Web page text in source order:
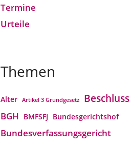
Termine
Urteile
Themen
Alter Artikel 3 Grundgesetz Beschluss
BGH BMFSFJ Bundesgerichtshof
Bundesverfassungs­gericht